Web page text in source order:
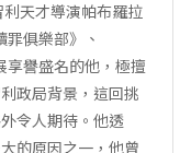
天才導演帕布羅拉
俱樂部》、
享譽盛名的他，極擅
政局背景，這回挑
令人期待。他透
的原因之一，他曾